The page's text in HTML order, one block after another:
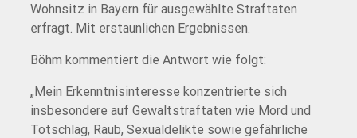
Wohnsitz in Bayern für ausgewählte Straftaten
erfragt. Mit erstaunlichen Ergebnissen.
Böhm kommentiert die Antwort wie folgt:
„Mein Erkenntnisinteresse konzentrierte sich
insbesondere auf Gewaltstraftaten wie Mord und
Totschlag, Raub, Sexualdelikte sowie gefährliche